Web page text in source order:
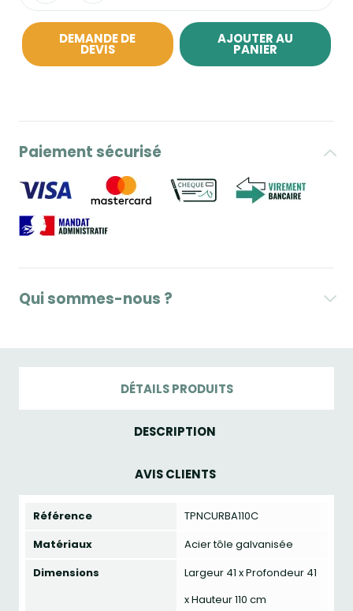
DEMANDE DE
DEVIS
AJOUTER AU
PANIER
Paiement sécurisé
Qui sommes-nous ?
DÉTAILS PRODUITS
DESCRIPTION
AVIS CLIENTS
Référence
TPNCURBA110C
Matériaux
Acier tôle galvanisée
Dimensions
Largeur 41 x Profondeur 41
x Hauteur 110 cm